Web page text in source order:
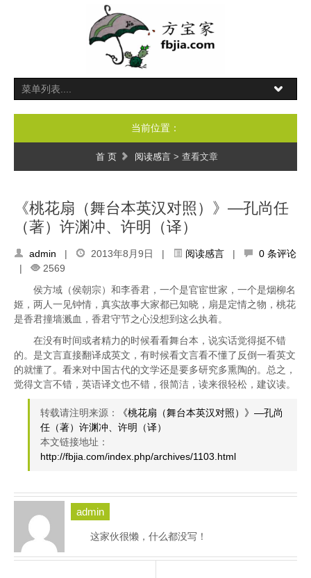
当前位置：
首 页 阅读感言> 查看文章
《桃花扇（舞台本英汉对照）》—孔尚任
（著）许渊冲、许明（译）
admin | 2013年8月9日 | 阅读感言 |
0 条评论
|
2569
侯方域（侯朝宗）和李香君，一个是官宦世家，一个是烟柳名
姬，两人一见钟情，真实故事大家都已知晓，扇是定情之物，桃花
是香君撞墙溅血，香君守节之心没想到这么执着。
在没有时间或者精力的时候看看舞台本，说实话觉得挺不错
的。是文言直接翻译成英文，有时候看文言看不懂了反倒一看英文
的就懂了。看来对中国古代的文学还是要多研究多熏陶的。总之，
觉得文言不错，英语译文也不错，很简洁，读来很轻松，建议读。
转载请注明来源：
《桃花扇（舞台本英汉对照）》—孔尚
任（著）许渊冲、许明（译）
本文链接地址：
http://fbjia.com/index.php/archives/1103.html
admin
这家伙很懒，什么都没写！